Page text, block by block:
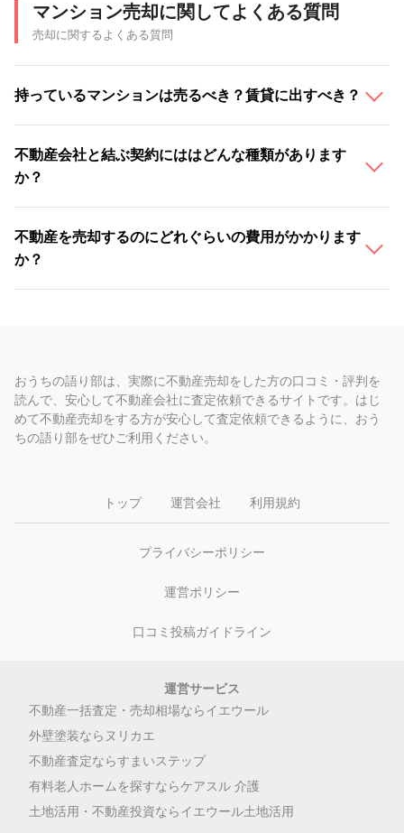
マンション売却に関してよくある質問
売却に関するよくある質問
持っているマンションは売るべき？賃貸に出すべき？
不動産会社と結ぶ契約にははどんな種類があります
か？
不動産を売却するのにどれぐらいの費用がかかります
か？
おうちの語り部は、実際に不動産売却をした方の口コミ・評判を
読んで、安心して不動産会社に査定依頼できるサイトです。はじ
めて不動産売却をする方が安心して査定依頼できるように、おう
ちの語り部をぜひご利用ください。
トップ 運営会社 利用規約
プライバシーポリシー
運営ポリシー
口コミ投稿ガイドライン
運営サービス
不動産一括査定・売却相場ならイエウール
外壁塗装ならヌリカエ
不動産査定ならすまいステップ
有料老人ホームを探すならケアスル 介護
土地活用・不動産投資ならイエウール土地活用